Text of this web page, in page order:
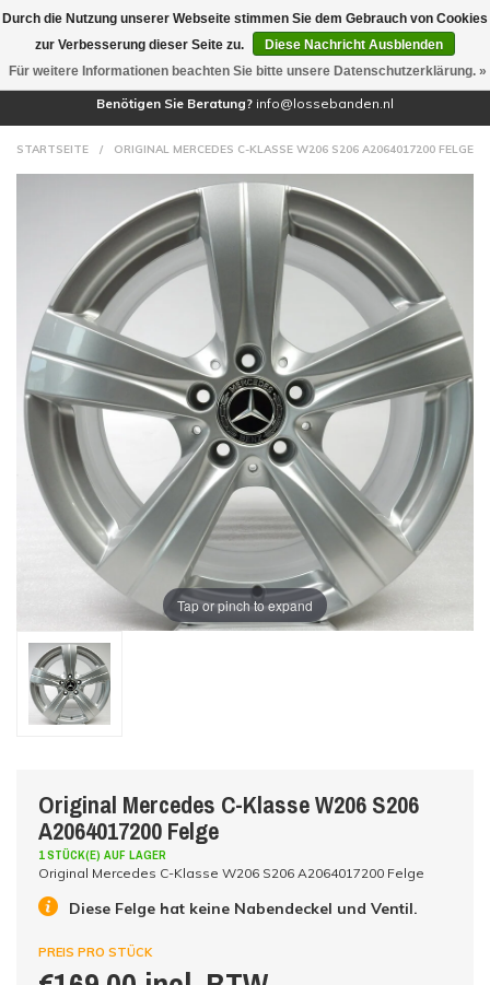
(0)
Benötigen Sie Beratung? info@lossebanden.nl
STARTSEITE / ORIGINAL MERCEDES C-KLASSE W206 S206 A2064017200 FELGE
Tap or pinch to expand
Original Mercedes C-Klasse W206 S206
A2064017200 Felge
1 STÜCK(E) AUF LAGER
Original Mercedes C-Klasse W206 S206 A2064017200 Felge
Diese Felge hat keine Nabendeckel und Ventil.
PREIS PRO STÜCK
Durch die Nutzung unserer Webseite stimmen Sie dem Gebrauch von Cookies
zur Verbesserung dieser Seite zu.
Diese Nachricht Ausblenden
Für weitere Informationen beachten Sie bitte unsere Datenschutzerklärung. »